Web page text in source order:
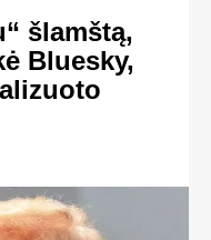
šlamštą,
Bluesky,